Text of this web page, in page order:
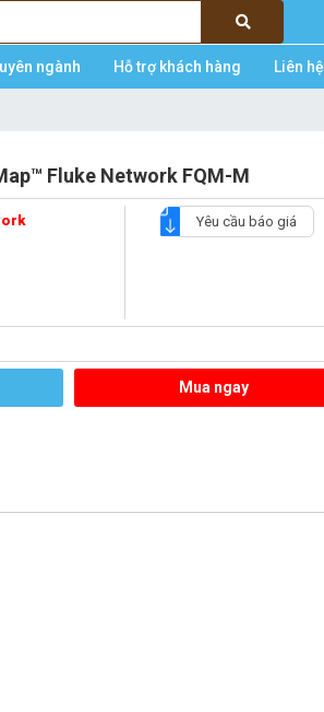
ngành Hỗ trợ khách hàng Liên hệ
Fluke Network FQM-M
Yêu cầu báo giá
Mua ngay